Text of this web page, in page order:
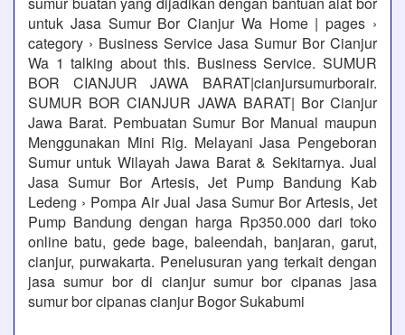
untuk Jasa Sumur Bor Cianjur Wa Home | pages ›
category › Business Service Jasa Sumur Bor Cianjur
Wa 1 talking about this. Business Service. SUMUR
BOR CIANJUR JAWA BARAT|cianjursumurborair.
SUMUR BOR CIANJUR JAWA BARAT| Bor Cianjur
Jawa Barat. Pembuatan Sumur Bor Manual maupun
Menggunakan Mini Rig. Melayani Jasa Pengeboran
Sumur untuk Wilayah Jawa Barat & Sekitarnya. Jual
Jasa Sumur Bor Artesis, Jet Pump Bandung Kab
Ledeng › Pompa Air Jual Jasa Sumur Bor Artesis, Jet
Pump Bandung dengan harga Rp350.000 dari toko
online batu, gede bage, baleendah, banjaran, garut,
cianjur, purwakarta. Penelusuran yang terkait dengan
jasa sumur bor di cianjur sumur bor cipanas jasa
sumur bor cipanas cianjur Bogor Sukabumi